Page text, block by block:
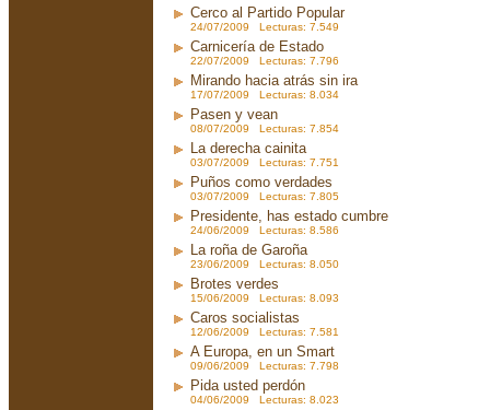
Cerco al Partido Popular
24/07/2009 Lecturas: 7.549
Carnicería de Estado
22/07/2009 Lecturas: 7.796
Mirando hacia atrás sin ira
17/07/2009 Lecturas: 8.034
Pasen y vean
08/07/2009 Lecturas: 7.854
La derecha cainita
03/07/2009 Lecturas: 7.751
Puños como verdades
03/07/2009 Lecturas: 7.805
Presidente, has estado cumbre
24/06/2009 Lecturas: 8.586
La roña de Garoña
23/06/2009 Lecturas: 8.050
Brotes verdes
15/06/2009 Lecturas: 8.093
Caros socialistas
12/06/2009 Lecturas: 7.581
A Europa, en un Smart
09/06/2009 Lecturas: 7.798
Pida usted perdón
04/06/2009 Lecturas: 8.023